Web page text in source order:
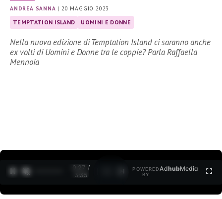
ANDREA SANNA |20 MAGGIO 2023
TEMPTATION ISLAND UOMINI E DONNE
Nella nuova edizione di Temptation Island ci saranno anche
ex volti di Uomini e Donne tra le coppie? Parla Raffaella
Mennoia
0:28 /
3:35
POWERED
BY
AdhubMedia